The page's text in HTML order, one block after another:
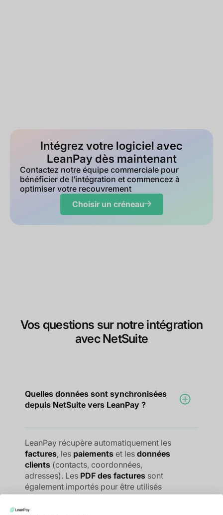
Intégrez votre logiciel avec
LeanPay dès maintenant
Contactez notre équipe commerciale pour
bénéficier de l’intégration et commencez à
optimiser votre recouvrement
Choisir un créneau
Vos questions sur notre intégration
avec NetSuite
Quelles données sont synchronisées
depuis NetSuite vers LeanPay ?
LeanPay récupère automatiquement les
factures, les paiements et les données
clients (contacts, coordonnées,
adresses). Les PDF des factures sont
également importés pour être utilisés
dans les relances.